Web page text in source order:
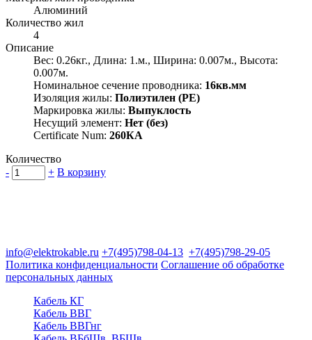
Алюминий
Количество жил
4
Описание
Вес: 0.26кг., Длина: 1.м., Ширина: 0.007м., Высота:
0.007м.
Номинальное сечение проводника: 16кв.мм
Изоляция жилы: Полиэтилен (PE)
Маркировка жилы: Выпуклость
Несущий элемент: Нет (без)
Certificate Num: 260КА
Количество
-
+ В корзину
info@elektrokable.ru +7(495)798-04-13 +7(495)798-29-05
Политика конфиденциальности Соглашение об обработке
персональных данных
Кабель КГ
Кабель ВВГ
Кабель ВВГнг